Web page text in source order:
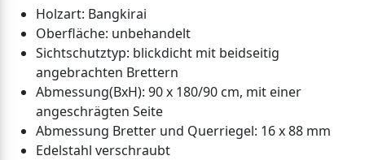
Holzart: Bangkirai
Oberfläche: unbehandelt
Sichtschutztyp: blickdicht mit beidseitig
angebrachten Brettern
Abmessung(BxH): 90 x 180/90 cm, mit einer
angeschrägten Seite
Abmessung Bretter und Querriegel: 16 x 88 mm
Edelstahl verschraubt